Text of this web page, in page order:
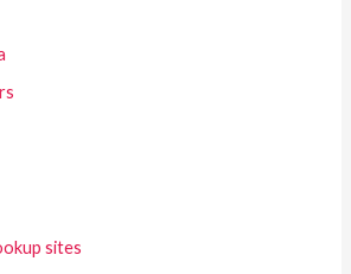
sites